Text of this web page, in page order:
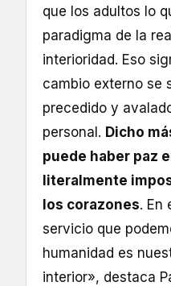
que los adultos lo
paradigma de la
interioridad. Eso
cambio externo se
precedido y
personal. Dicho
puede haber paz
literalmente
los corazones. En
servicio que
humanidad es
interior», destaca